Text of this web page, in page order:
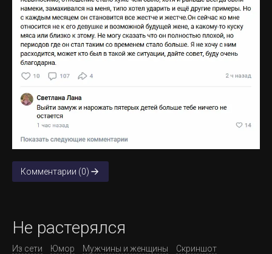
Комментарии (0)
Не растерялся
Из сети Юмор Мужчины и женщины
Скриншот